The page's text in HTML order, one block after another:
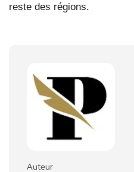
reste des régions.
Auteur